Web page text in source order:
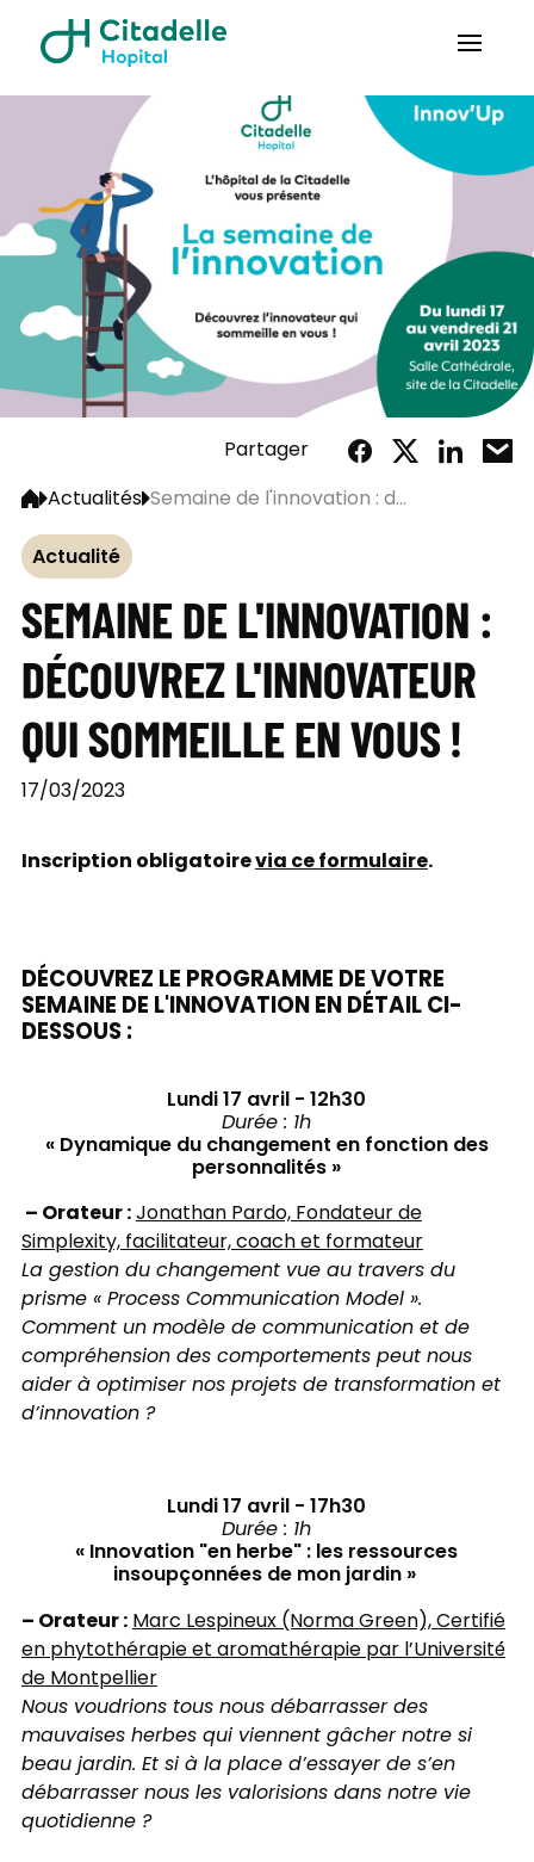
Partager
Actualités Semaine de l'innovation : d...
Actualité
SEMAINE DE L'INNOVATION :
DÉCOUVREZ L'INNOVATEUR
QUI SOMMEILLE EN VOUS !
17/03/2023
Inscription obligatoirevia ce formulaire.
DÉCOUVREZ LE PROGRAMME DE VOTRE
SEMAINE DE L'INNOVATION EN DÉTAIL CI-
DESSOUS :
Lundi 17 avril - 12h30
Durée : 1h
« Dynamique du changement en fonction des
personnalités »
– Orateur :Jonathan Pardo, Fondateur de
Simplexity, facilitateur, coach et formateur
La gestion du changement vue au travers du
prisme « Process Communication Model ».
Comment un modèle de communication et de
compréhension des comportements peut nous
aider à optimiser nos projets de transformation et
d’innovation ?
Lundi 17 avril - 17h30
​Durée : 1h
« Innovation "en herbe" : les ressources
insoupçonnées de mon jardin »
– Orateur :Marc Lespineux (Norma Green), Certifié
en phytothérapie et aromathérapie par l’Université́
de Montpellier
Nous voudrions tous nous débarrasser des
mauvaises herbes qui viennent gâcher notre si
beau jardin. Et si à la place d’essayer de s’en
débarrasser nous les valorisions dans notre vie
quotidienne ?